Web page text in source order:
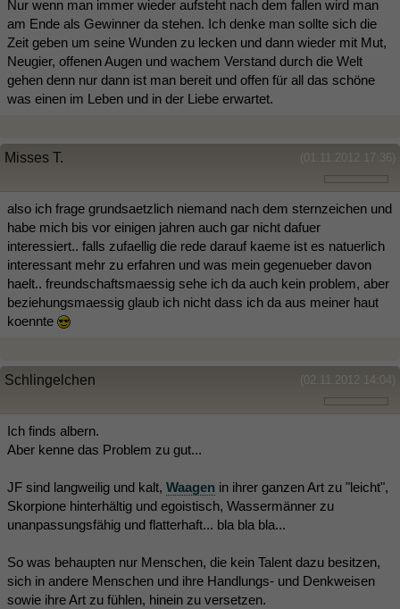
Nur wenn man immer wieder aufsteht nach dem fallen wird man
am Ende als Gewinner da stehen. Ich denke man sollte sich die
Zeit geben um seine Wunden zu lecken und dann wieder mit Mut,
Neugier, offenen Augen und wachem Verstand durch die Welt
gehen denn nur dann ist man bereit und offen für all das schöne
was einen im Leben und in der Liebe erwartet.
(01.11.2012 17:36)
Misses T.
also ich frage grundsaetzlich niemand nach dem sternzeichen und
habe mich bis vor einigen jahren auch gar nicht dafuer
interessiert.. falls zufaellig die rede darauf kaeme ist es natuerlich
interessant mehr zu erfahren und was mein gegenueber davon
haelt.. freundschaftsmaessig sehe ich da auch kein problem, aber
beziehungsmaessig glaub ich nicht dass ich da aus meiner haut
koennte
(02.11.2012 14:04)
Schlingelchen
Ich finds albern.
Aber kenne das Problem zu gut...
JF sind langweilig und kalt, Waagen in ihrer ganzen Art zu "leicht",
Skorpione hinterhältig und egoistisch, Wassermänner zu
unanpassungsfähig und flatterhaft... bla bla bla...
So was behaupten nur Menschen, die kein Talent dazu besitzen,
sich in andere Menschen und ihre Handlungs- und Denkweisen
sowie ihre Art zu fühlen, hinein zu versetzen.